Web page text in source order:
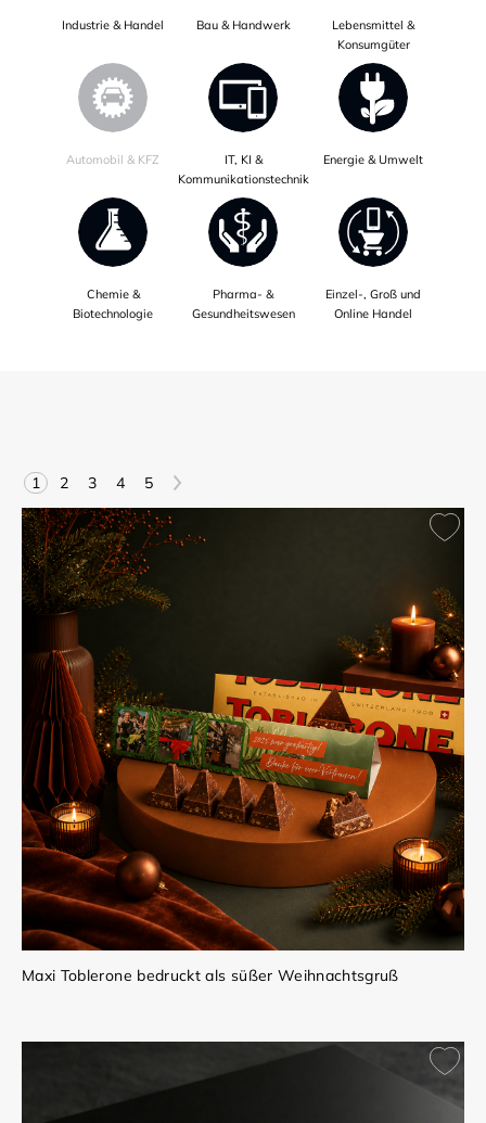
Industrie & Handel Bau & Handwerk
Lebensmittel &
Konsumgüter
Automobil & KFZ
IT, KI &
Kommunikationstechnik
Energie & Umwelt
Chemie &
Biotechnologie
Pharma- &
Gesundheitswesen
Einzel-, Groß und
Online Handel
1 2 3 4 5 >
Maxi Toblerone bedruckt als süßer Weihnachtsgruß